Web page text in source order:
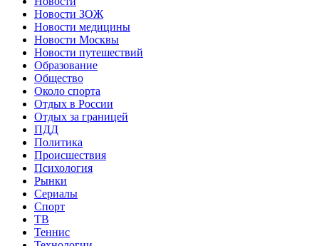
Новости ЗОЖ
Новости медицины
Новости Москвы
Новости путешествий
Образование
Общество
Около спорта
Отдых в России
Отдых за границей
ПДД
Политика
Происшествия
Психология
Рынки
Сериалы
Спорт
ТВ
Теннис